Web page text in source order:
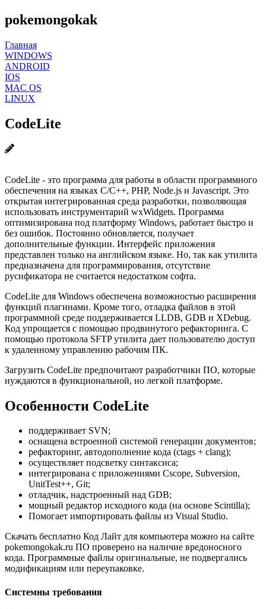
pokemongokak
Главная
WINDOWS
ANDROID
IOS
MAC OS
LINUX
CodeLite
CodeLite - это программа для работы в области программного
обеспечения на языках С/С++, PHP, Node.js и Javascript. Это
открытая интегрированная среда разработки, позволяющая
использовать инструментарий wxWidgets. Программа
оптимизирована под платформу Windows, работает быстро и
без ошибок. Постоянно обновляется, получает
дополнительные функции. Интерфейс приложения
представлен только на английском языке. Но, так как утилита
предназначена для программирования, отсутствие
русификатора не считается недостатком софта.
CodeLite для Windows обеспечена возможностью расширения
функций плагинами. Кроме того, отладка файлов в этой
программной среде поддерживается LLDB, GDB и XDebug.
Код упрощается с помощью продвинутого рефакторинга. С
помощью протокола SFTP утилита дает пользователю доступ
к удаленному управлению рабочим ПК.
Загрузить CodeLite предпочитают разработчики ПО, которые
нуждаются в функциональной, но легкой платформе.
Особенности CodeLite
поддерживает SVN;
оснащена встроенной системой генерации документов;
рефакторинг, автодополнение кода (ctags + clang);
осуществляет подсветку синтаксиса;
интегрирована с приложениями Cscope, Subversion,
UnitTest++, Git;
отладчик, надстроенный над GDB;
мощный редактор исходного кода (на основе Scintilla);
Помогает импортировать файлы из Visual Studio.
Скачать бесплатно Код Лайт для компьютера можно на сайте
pokemongokak.ru ПО проверено на наличие вредоносного
кода. Программные файлы оригинальные, не подвергались
модификациям или переупаковке.
Системны требования